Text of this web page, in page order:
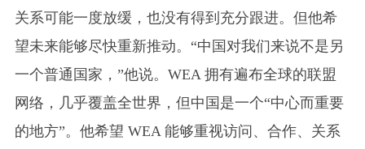
关系可能一度放缓，也没有得到充分跟进。但他希
望未来能够尽快重新推动。“中国对我们来说不是另
一个普通国家，”他说。WEA 拥有遍布全球的联盟
网络，几乎覆盖全世界，但中国是一个“中心而重要
的地方”。他希望 WEA 能够重视访问、合作、关系